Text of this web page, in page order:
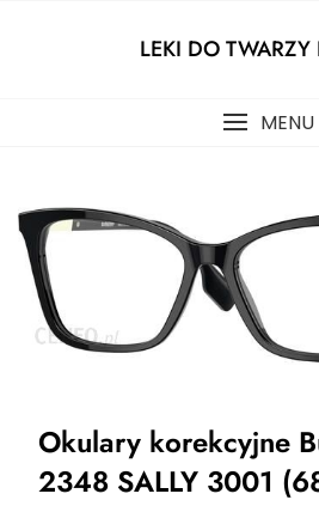
LEKI DO TWARZY
MENU
Okulary korekcyjne
2348 SALLY 3001